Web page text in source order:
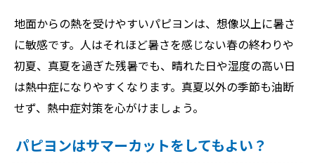
地面からの熱を受けやすいパピヨンは、想像以上に暑さ
に敏感です。人はそれほど暑さを感じない春の終わりや
初夏、真夏を過ぎた残暑でも、晴れた日や湿度の高い日
は熱中症になりやすくなります。真夏以外の季節も油断
せず、熱中症対策を心がけましょう。
パピヨンはサマーカットをしてもよい？